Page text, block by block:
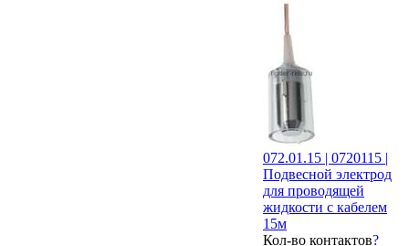
072.01.15 | 0720115 |
Подвесной электрод
для проводящей
жидкости с кабелем
15м
Кол-во контактов?